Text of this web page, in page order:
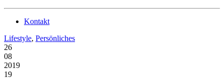
Kontakt
Lifestyle, Persönliches
26
08
2019
19